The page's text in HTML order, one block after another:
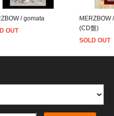
/ gomata
OUT
MERZBOW
(CD盤)
SOLD OUT